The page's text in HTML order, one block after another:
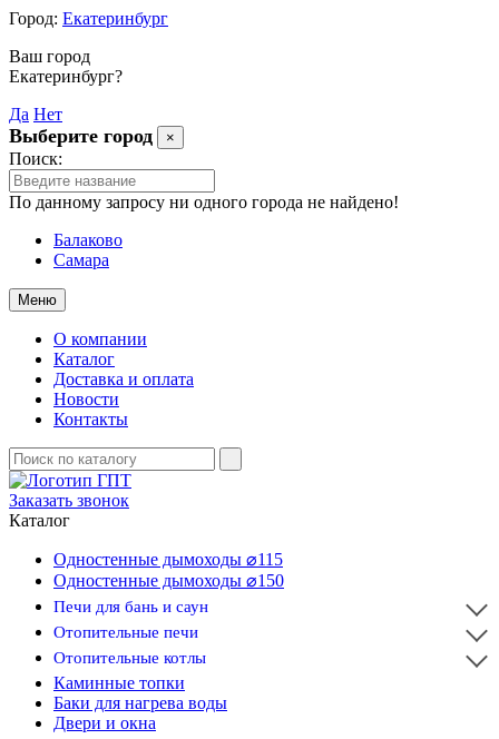
Город: Екатеринбург
Ваш город
Екатеринбург?
Да Нет
Выберите город ×
Поиск:
По данному запросу ни одного города не найдено!
Балаково
Самара
Меню
О компании
Каталог
Доставка и оплата
Новости
Контакты
Заказать звонок
Каталог
Одностенные дымоходы ⌀115
Одностенные дымоходы ⌀150
Печи для бань и саун
Отопительные печи
Отопительные котлы
Каминные топки
Баки для нагрева воды
Двери и окна